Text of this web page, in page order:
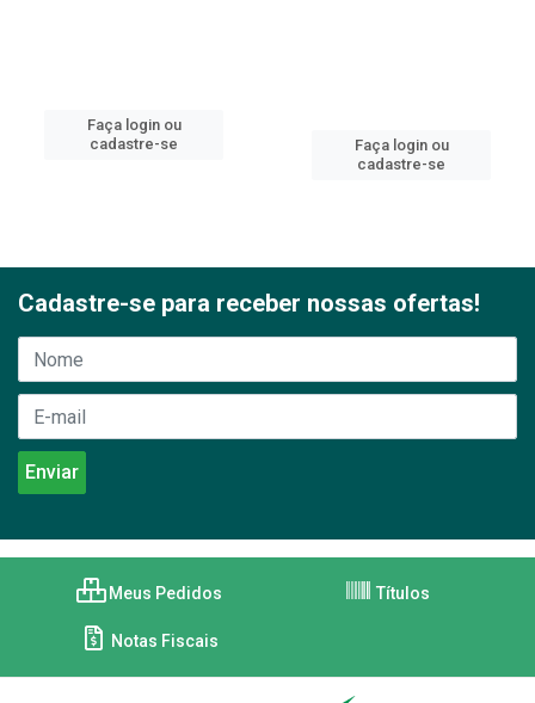
Faça login ou
cadastre-se
Faça login ou
cadastre-se
Cadastre-se para receber nossas ofertas!
Meus Pedidos Títulos
Notas Fiscais